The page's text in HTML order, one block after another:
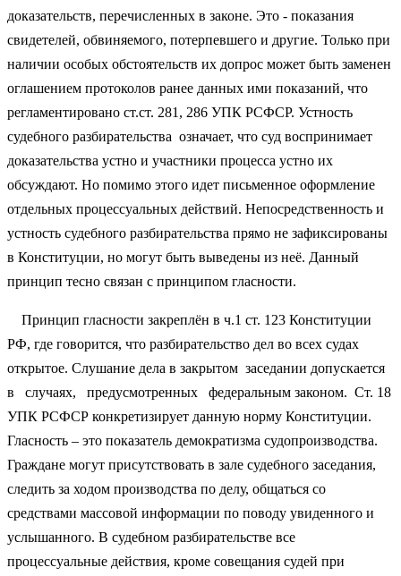
доказательств, перечисленных в законе. Это - показания
свидетелей, обвиняемого, потерпевшего и другие. Только при
наличии особых обстоятельств их допрос может быть заменен
оглашением протоколов ранее данных ими показаний, что
регламентировано ст.ст. 281, 286 УПК РСФСР. Устность
судебного разбирательства означает, что суд воспринимает
доказательства устно и участники процесса устно их
обсуждают. Но помимо этого идет письменное оформление
отдельных процессуальных действий. Непосредственность и
устность судебного разбирательства прямо не зафиксированы
в Конституции, но могут быть выведены из неё. Данный
принцип тесно связан с принципом гласности.
Принцип гласности закреплён в ч.1 ст. 123 Конституции
РФ, где говорится, что разбирательство дел во всех судах
открытое. Слушание дела в закрытом заседании допускается
в случаях, предусмотренных федеральным законом. Ст. 18
УПК РСФСР конкретизирует данную норму Конституции.
Гласность – это показатель демократизма судопроизводства.
Граждане могут присутствовать в зале судебного заседания,
следить за ходом производства по делу, общаться со
средствами массовой информации по поводу увиденного и
услышанного. В судебном разбирательстве все
процессуальные действия, кроме совещания судей при